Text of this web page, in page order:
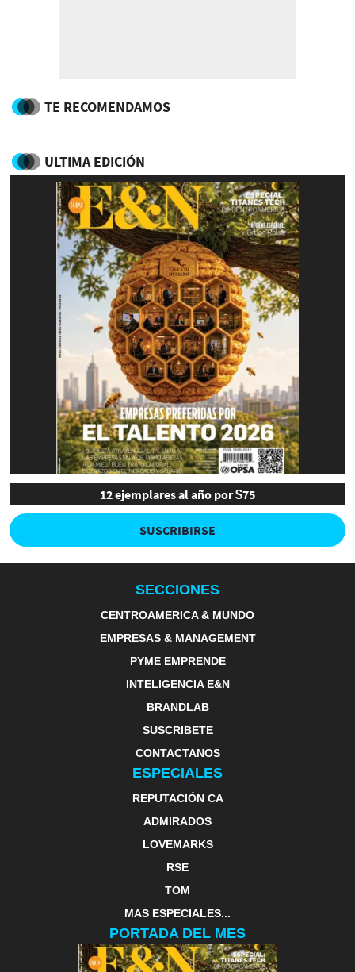
TE RECOMENDAMOS
ULTIMA EDICIÓN
12 ejemplares al año por $75
SUSCRIBIRSE
SECCIONES
CENTROAMERICA & MUNDO
EMPRESAS & MANAGEMENT
PYME EMPRENDE
INTELIGENCIA E&N
BRANDLAB
SUSCRIBETE
CONTACTANOS
ESPECIALES
REPUTACIÓN CA
ADMIRADOS
LOVEMARKS
RSE
TOM
MAS ESPECIALES...
PORTADA DEL MES